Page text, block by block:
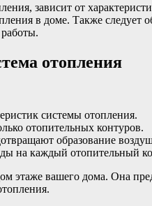
зависит от
в доме. Также
отопления
системы отопления.
отопительных контуров.
образование
на каждый отопительный
этаже вашего дома. Она